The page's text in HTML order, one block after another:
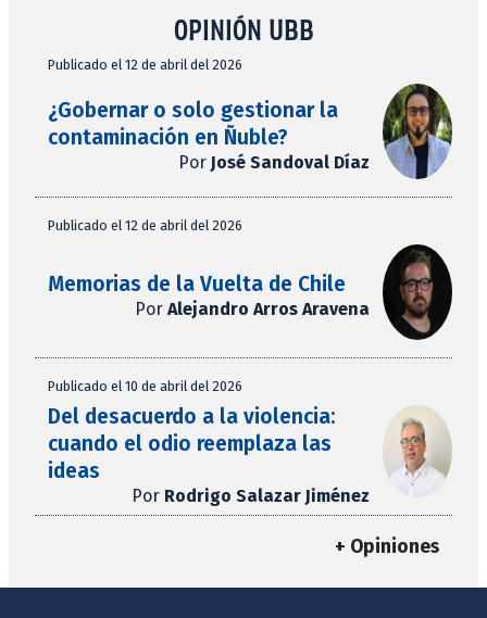
OPINIÓN UBB
Publicado el 12 de abril del 2026
¿Gobernar o solo gestionar la
contaminación en Ñuble?
Por José Sandoval Díaz
Publicado el 12 de abril del 2026
Memorias de la Vuelta de Chile
Por Alejandro Arros Aravena
Publicado el 10 de abril del 2026
Del desacuerdo a la violencia:
cuando el odio reemplaza las
ideas
Por Rodrigo Salazar Jiménez
+ Opiniones